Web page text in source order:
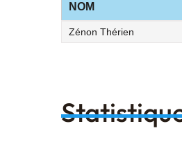
NOM
Zénon Thérien